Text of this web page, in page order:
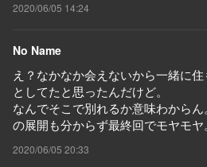
2020/06/05 14:24
No Name
え？なかなか会えないから一緒に
としてたと思ったんだけど。
なんでそこで別れるか意味わから
の展開も分からず最終回でモヤモヤ。
2020/06/05 20:33